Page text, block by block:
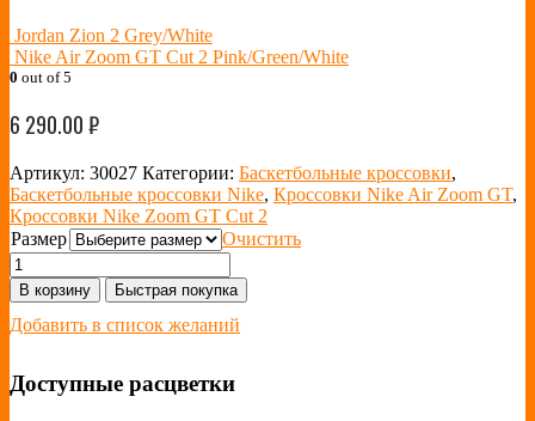
Jordan Zion 2 Grey/White
Nike Air Zoom GT Cut 2 Pink/Green/White
0 out of 5
6 290.00₽
Артикул: 30027 Категории: Баскетбольные кроссовки,
Баскетбольные кроссовки Nike, Кроссовки Nike Air Zoom GT,
Кроссовки Nike Zoom GT Cut 2
Размер
Очистить
В корзину Быстрая покупка
Добавить в список желаний
Доступные расцветки